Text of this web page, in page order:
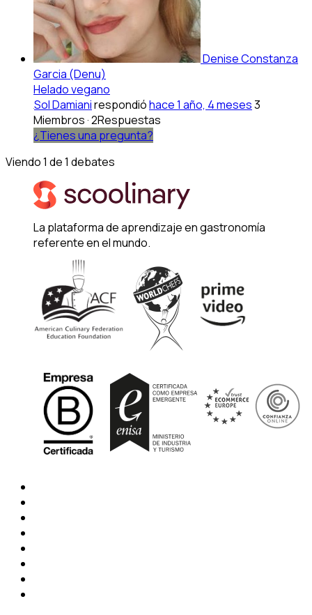
Denise Constanza
Garcia (Denu)
Helado vegano
Sol Damianirespondióhace 1 año, 4 meses3
Miembros·2Respuestas
¿Tienes una pregunta?
Viendo 1 de 1 debates
La plataforma de aprendizaje en gastronomía
referente en el mundo.